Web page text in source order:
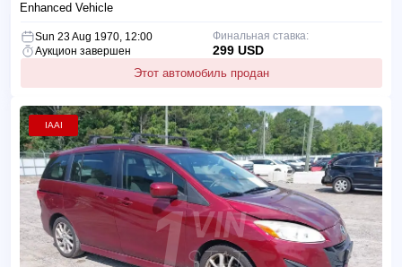
Enhanced Vehicle
Sun 23 Aug 1970, 12:00
Аукцион завершен
Этот автомобиль продан
Финальная ставка:
299 USD
IAAI